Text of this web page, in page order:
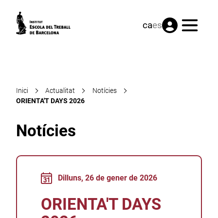
caes Menú
Inici Actualitat
Notícies
ORIENTA'T DAYS 2026
Notícies
Dilluns, 26 de gener de 2026
ORIENTA'T DAYS